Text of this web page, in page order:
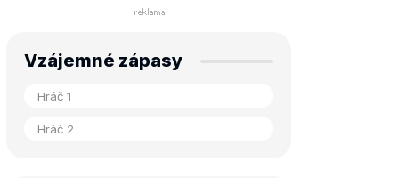
Vzájemné zápasy